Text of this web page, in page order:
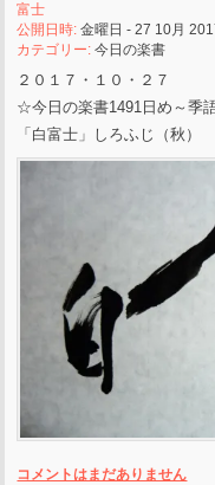
富士
公開日時:金曜日 - 27 10月
カテゴリー:今日の楽書
２０１７・１０・２７
☆今日の楽書1491日め～季
「白富士」しろふじ（秋）
コメントはまだありません